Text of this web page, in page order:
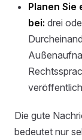
Planen
bei: drei
Die gute
bedeutet nur